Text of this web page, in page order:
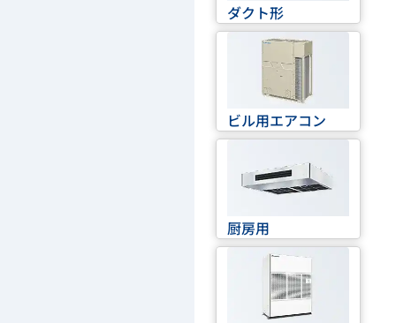
ダクト形
ビル用エアコン
厨房用